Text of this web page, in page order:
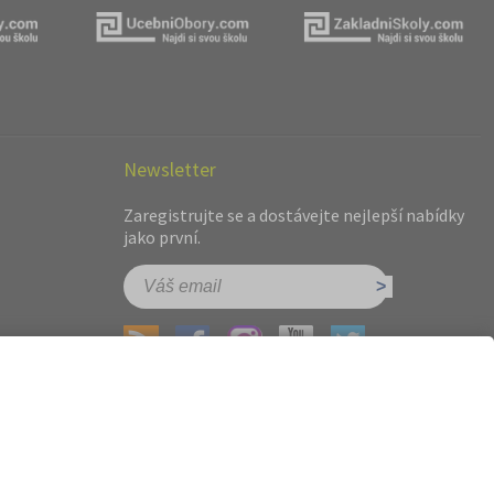
Newsletter
Zaregistrujte se a dostávejte nejlepší nabídky
jako první.